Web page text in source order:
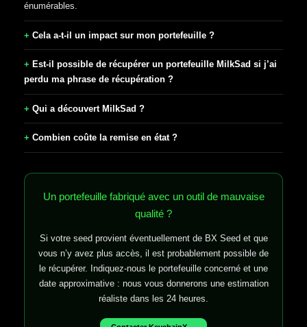
énumérables.
Cela a-t-il un impact sur mon portefeuille ?
Est-il possible de récupérer un portefeuille MilkSad si j’ai
perdu ma phrase de récupération ?
Qui a découvert MilkSad ?
Combien coûte la remise en état ?
Un portefeuille fabriqué avec un outil de mauvaise
qualité ?
Si votre seed provient éventuellement de BX Seed et que
vous n’y avez plus accès, il est probablement possible de
le récupérer. Indiquez-nous le portefeuille concerné et une
date approximative : nous vous donnerons une estimation
réaliste dans les 24 heures.